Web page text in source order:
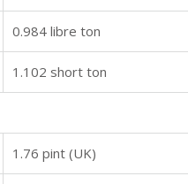
0.984 libre ton
1.102 short ton
1.76 pint (UK)